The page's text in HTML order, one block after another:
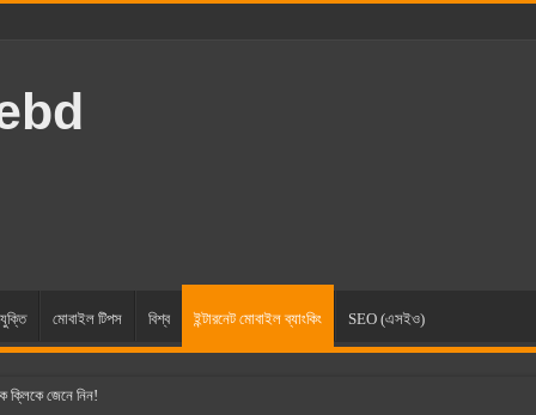
মোবাইল টিপস বিশ্ব ইন্টারনেট মোবাইল ব্যাংকিং SEO (এসইও)
ক্লিকে জেনে নিন!